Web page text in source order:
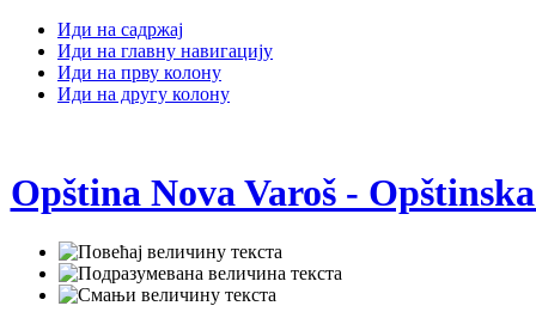
Иди на садржај
Иди на главну навигацију
Иди на прву колону
Иди на другу колону
Opština Nova Varoš -